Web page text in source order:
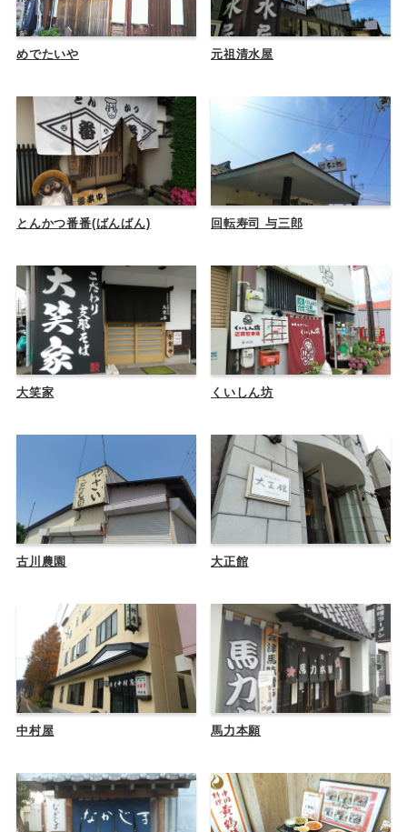
めでたいや 元祖清水屋
とんかつ番番(ばんばん) 回転寿司 与三郎
大笑家 くいしん坊
古川農園 大正館
中村屋 馬力本願